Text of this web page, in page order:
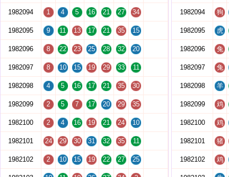
1982094 1 4 5 16 21 27 34
1982095 9 11 13 17 21 35 15
1982096 8 22 23 25 28 32 20
1982097 8 10 15 19 29 33 11
1982098 4 5 16 17 21 35 30
1982099 2 5 7 17 20 29 35
1982100 2 4 16 19 21 24 10
1982101 24 29 30 31 32 35 11
1982102 2 10 15 19 22 27 25
1982094 狗
1982095 虎
1982096 兔
1982097 兔
1982098 羊
1982099 鸡
1982100 鸡
1982101 猪
1982102 鸡